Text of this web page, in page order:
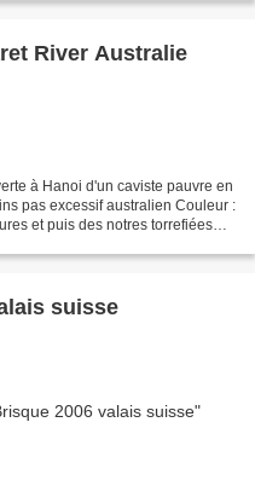
River Australie
à Hanoi d'un caviste pauvre en
pas excessif australien Couleur :
et puis des notres torrefiées
suisse